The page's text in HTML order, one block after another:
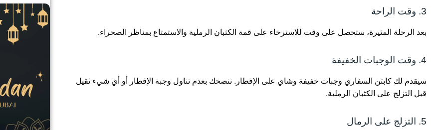
3. وقت الراحة
بعد الرحلة المثيرة، ستحصل على وقت للاسترخاء على قمة الكثبان الرملية والاستمتاع بمناظر الصحراء.
4. وقت الوجبات الخفيفة
سيقدم لك كابتن السفاري وجبات خفيفة وشاي على الإفطار. ننصحك بعدم تناول وجبة الإفطار أو أي شيء ثقيل
قبل التزلج على الكثبان الرملية.
5. التزلج على الرمال